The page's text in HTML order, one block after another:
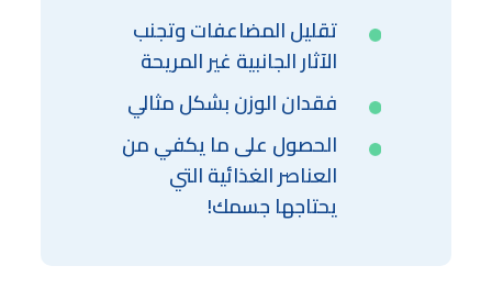
تقليل المضاعفات وتجنب
الآثار الجانبية غير المريحة
فقدان الوزن بشكل مثالي
الحصول على ما يكفي من
العناصر الغذائية التي
يحتاجها جسمك!